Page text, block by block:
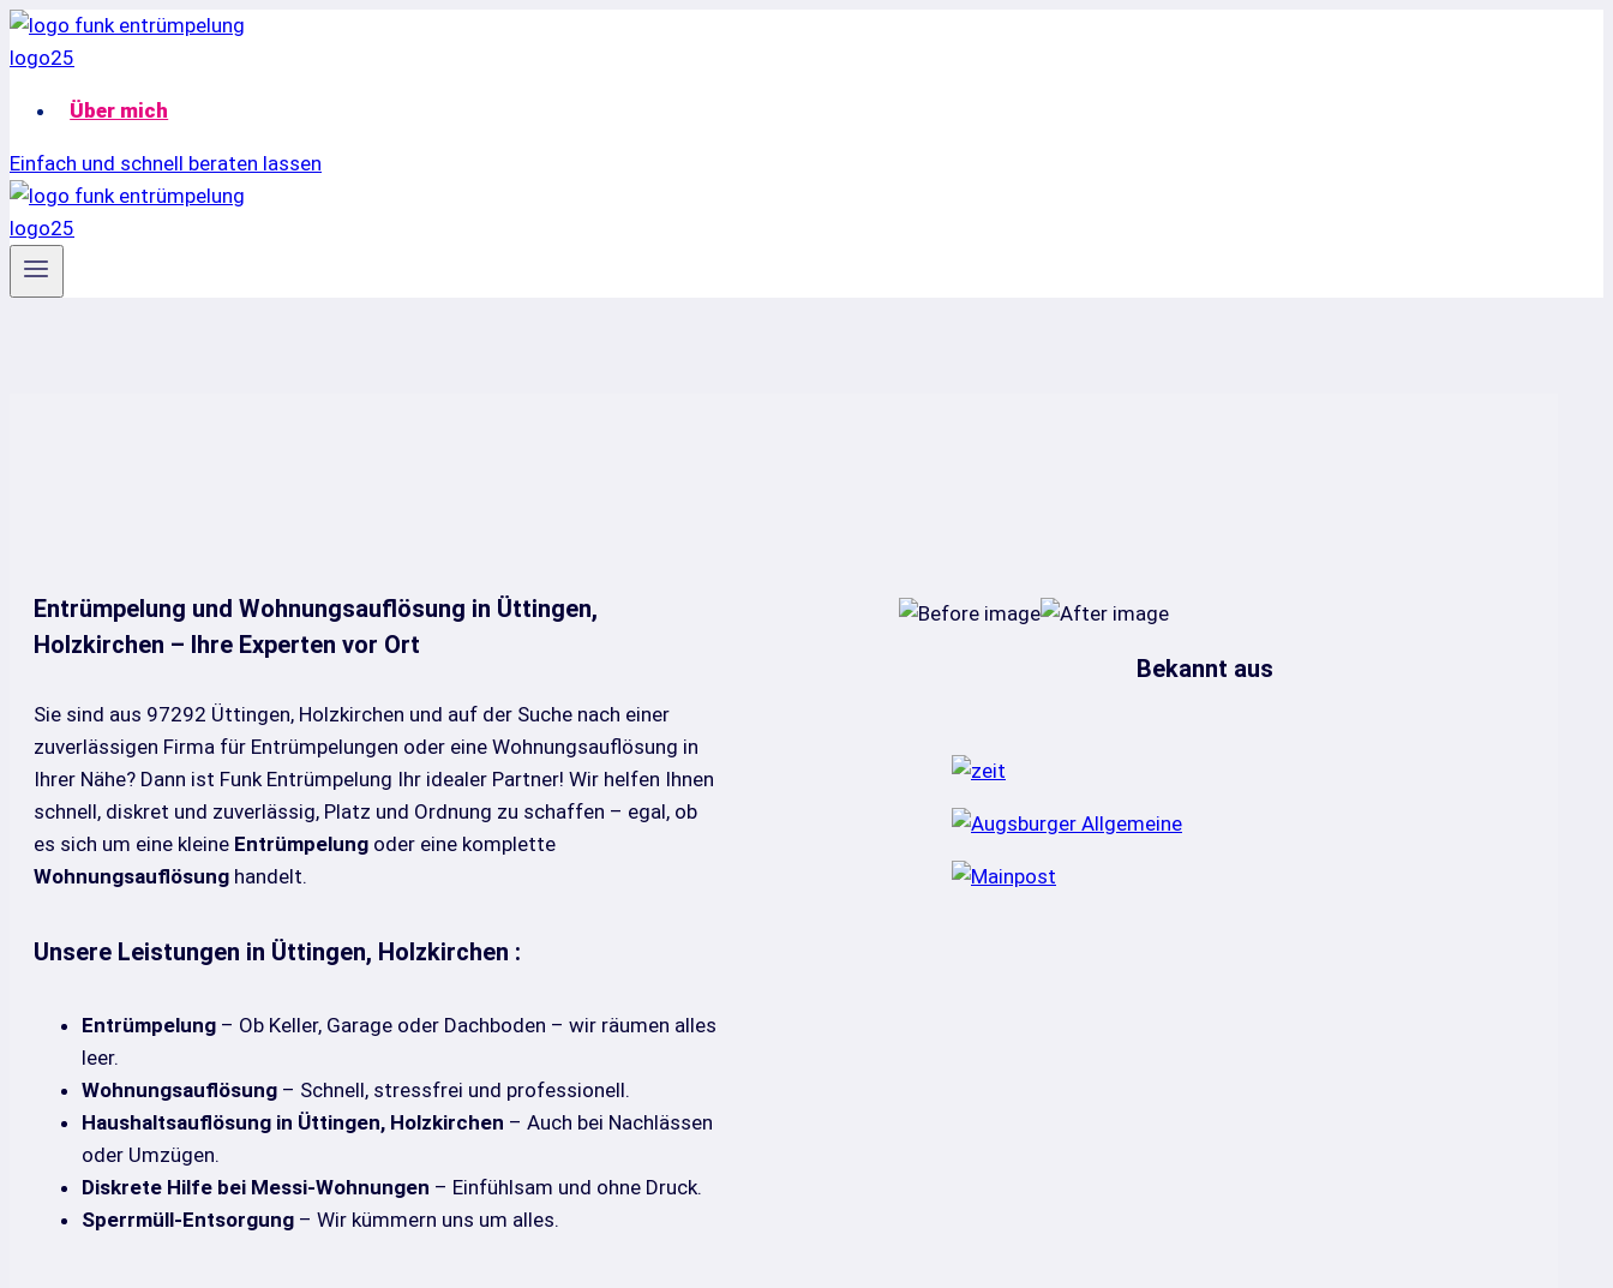
Zum
Inhalt
Über mich
Einfach und schnell beraten lassen
Entrümpelung und Wohnungsauflösung in Üttingen,
Holzkirchen – Ihre Experten vor Ort
Sie sind aus 97292 Üttingen, Holzkirchen und auf der Suche nach einer
zuverlässigen Firma für Entrümpelungen oder eine Wohnungsauflösung in
Ihrer Nähe? Dann ist Funk Entrümpelung Ihr idealer Partner! Wir helfen Ihnen
schnell, diskret und zuverlässig, Platz und Ordnung zu schaffen – egal, ob
es sich um eine kleine Entrümpelung oder eine komplette
Wohnungsauflösung handelt.
Unsere Leistungen in Üttingen, Holzkirchen :
Entrümpelung – Ob Keller, Garage oder Dachboden – wir räumen alles
leer.
Wohnungsauflösung – Schnell, stressfrei und professionell.
Haushaltsauflösung in Üttingen, Holzkirchen – Auch bei Nachlässen
oder Umzügen.
Diskrete Hilfe bei Messi-Wohnungen – Einfühlsam und ohne Druck.
Sperrmüll-Entsorgung – Wir kümmern uns um alles.
Bekannt aus